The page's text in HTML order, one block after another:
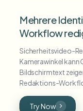
Mehrere
Workflow
Sicherheitsvideo-
Kamerawinkel kann
Bildschirmtext
Redaktions-
Try Now